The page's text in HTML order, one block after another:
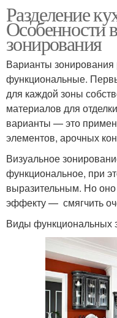
Разделение
Особенности
зонирования
Варианты
функциональные.
для каждой зоны
материалов для
варианты — это
элементов, арочных
Визуальное
функциональное, при
выразительным. Но
эффекту — смягчить
Виды функциональных